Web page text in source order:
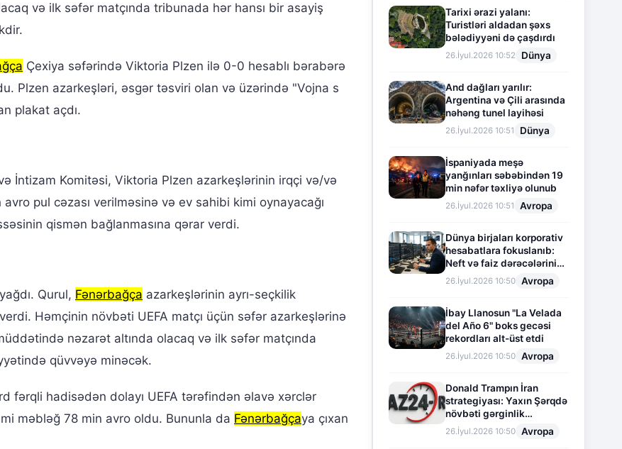
və ilk səfər matçında tribunada hər hansı bir asayiş
Çexiya səfərində Viktoria Plzen ilə 0-0 hesablı bərabərə
Plzen azarkeşləri, əsgər təsviri olan və üzərində "Vojna s
plakat açdı.
İntizam Komitəsi, Viktoria Plzen azarkeşlərinin irqçi və/və
pul cəzası verilməsinə və ev sahibi kimi oynayacağı
qismən bağlanmasına qərar verdi.
Qurul, Fənərbağça azarkeşlərinin ayrı-seçkilik
Həmçinin növbəti UEFA matçı üçün səfər azarkeşlərinə
nəzarət altında olacaq və ilk səfər matçında
qüvvəyə minəcək.
fərqli hadisədən dolayı UEFA tərəfindən əlavə xərclər
məbləğ 78 min avro oldu. Bununla da Fənərbağçaya çıxan
Tarixi ərazi yalanı:
Turistləri aldadan şəxs
bələdiyyəni də çaşdırdı
26.İyul.2026 10:52 Dünya
And dağları yarılır:
Argentina və Çili arasında
nəhəng tunel layihəsi
26.İyul.2026 10:51 Dünya
İspaniyada meşə
yanğınları səbəbindən 19
min nəfər təxliyə olunub
26.İyul.2026 10:51 Avropa
Dünya birjaları korporativ
hesabatlara fokuslanıb:
Neft və faiz dərəcələrinin
təsiri altında cari vəziyyət
26.İyul.2026 10:50 Avropa
İbay Llanosun "La Velada
del Año 6" boks gecəsi
rekordları alt-üst etdi
26.İyul.2026 10:50 Avropa
Donald Trampın İran
strategiyası: Yaxın Şərqdə
növbəti gərginlik
mərhələsi
26.İyul.2026 10:50 Avropa